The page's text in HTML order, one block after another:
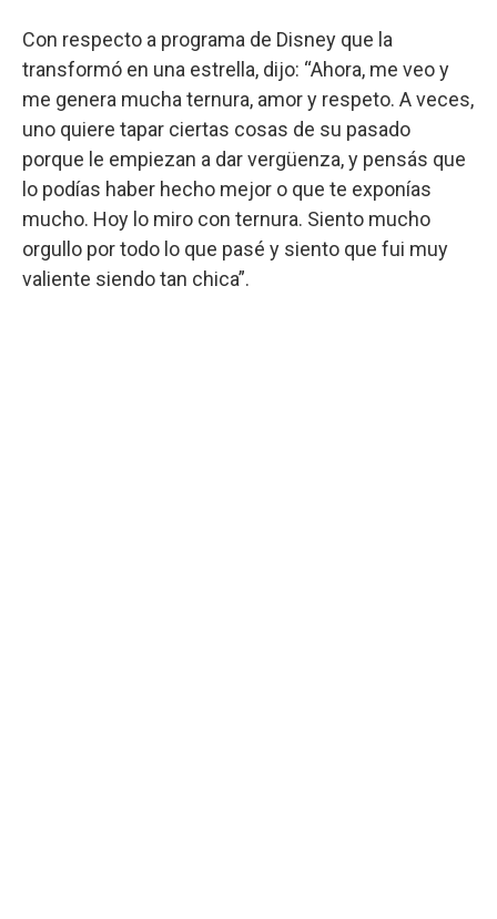
Con respecto a programa de Disney que la
transformó en una estrella, dijo: “Ahora, me veo y
me genera mucha ternura, amor y respeto. A veces,
uno quiere tapar ciertas cosas de su pasado
porque le empiezan a dar vergüenza, y pensás que
lo podías haber hecho mejor o que te exponías
mucho. Hoy lo miro con ternura. Siento mucho
orgullo por todo lo que pasé y siento que fui muy
valiente siendo tan chica”.